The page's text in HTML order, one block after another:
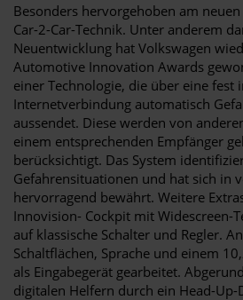
Besonders hervorgehoben am
Car-2-Car-Technik. Unter anderem
Neuentwicklung hat Volkswagen
Automotive Innovation Awards
einer Technologie, die über eine fest
Internetverbindung automatisch
aussendet. Diese werden von
einem entsprechenden Empfänger
berücksichtigt. Das System
Gefahrensituationen und hat sich in
hervorragend bewährt. Weitere
Innovision- Cockpit mit Widescreen-
auf klassische Schalter und Regler.
Schaltflächen, Sprache und einem
als Eingabegerät gearbeitet.
digitalen Helfern durch ein Head-Up-